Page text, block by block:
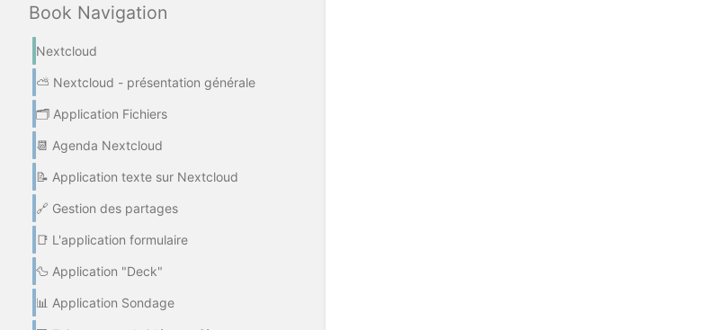
Book Navigation
Nextcloud
⛅ Nextcloud - présentation générale
🗂️ Application Fichiers
📆 Agenda Nextcloud
📝 Application texte sur Nextcloud
🔗 Gestion des partages
📑 L'application formulaire
🦆 Application "Deck"
📊 Application Sondage